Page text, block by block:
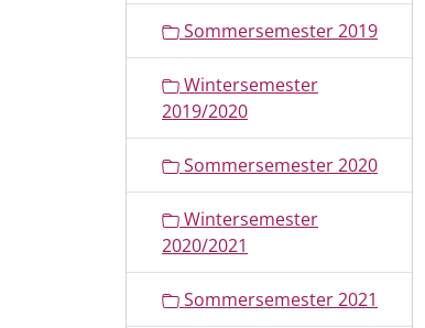
o
Sommersemester 2019
Wintersemester
2019/2020
Sommersemester 2020
Wintersemester
2020/2021
Sommersemester 2021